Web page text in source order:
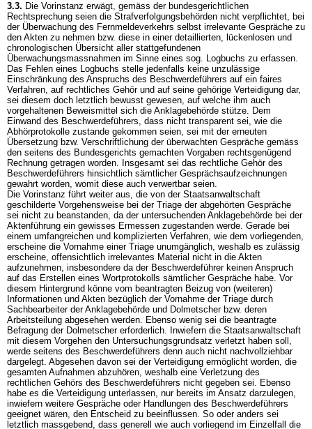
3.3. Die Vorinstanz erwägt, gemäss der bundesgerichtlichen
Rechtsprechung seien die Strafverfolgungsbehörden nicht verpflichtet, bei
der Überwachung des Fernmeldeverkehrs selbst irrelevante Gespräche zu
den Akten zu nehmen bzw. diese in einer detaillierten, lückenlosen und
chronologischen Übersicht aller stattgefundenen
Überwachungsmassnahmen im Sinne eines sog. Logbuchs zu erfassen.
Das Fehlen eines Logbuchs stelle jedenfalls keine unzulässige
Einschränkung des Anspruchs des Beschwerdeführers auf ein faires
Verfahren, auf rechtliches Gehör und auf seine gehörige Verteidigung dar,
sei diesem doch letztlich bewusst gewesen, auf welche ihm auch
vorgehaltenen Beweismittel sich die Anklagebehörde stütze. Dem
Einwand des Beschwerdeführers, dass nicht transparent sei, wie die
Abhörprotokolle zustande gekommen seien, sei mit der erneuten
Übersetzung bzw. Verschriftlichung der überwachten Gespräche gemäss
den seitens des Bundesgerichts gemachten Vorgaben rechtsgenügend
Rechnung getragen worden. Insgesamt sei das rechtliche Gehör des
Beschwerdeführers hinsichtlich sämtlicher Gesprächsaufzeichnungen
gewahrt worden, womit diese auch verwertbar seien.
Die Vorinstanz führt weiter aus, die von der Staatsanwaltschaft
geschilderte Vorgehensweise bei der Triage der abgehörten Gespräche
sei nicht zu beanstanden, da der untersuchenden Anklagebehörde bei der
Aktenführung ein gewisses Ermessen zugestanden werde. Gerade bei
einem umfangreichen und komplizierten Verfahren, wie dem vorliegenden,
erscheine die Vornahme einer Triage unumgänglich, weshalb es zulässig
erscheine, offensichtlich irrelevantes Material nicht in die Akten
aufzunehmen, insbesondere da der Beschwerdeführer keinen Anspruch
auf das Erstellen eines Wortprotokolls sämtlicher Gespräche habe. Vor
diesem Hintergrund könne vom beantragten Beizug von (weiteren)
Informationen und Akten bezüglich der Vornahme der Triage durch
Sachbearbeiter der Anklagebehörde und Dolmetscher bzw. deren
Arbeitsteilung abgesehen werden. Ebenso wenig sei die beantragte
Befragung der Dolmetscher erforderlich. Inwiefern die Staatsanwaltschaft
mit diesem Vorgehen den Untersuchungsgrundsatz verletzt haben soll,
werde seitens des Beschwerdeführers denn auch nicht nachvollziehbar
dargelegt. Abgesehen davon sei der Verteidigung ermöglicht worden, die
gesamten Aufnahmen abzuhören, weshalb eine Verletzung des
rechtlichen Gehörs des Beschwerdeführers nicht gegeben sei. Ebenso
habe es die Verteidigung unterlassen, nur bereits im Ansatz darzulegen,
inwiefern weitere Gespräche oder Handlungen des Beschwerdeführers
geeignet wären, den Entscheid zu beeinflussen. So oder anders sei
letztlich massgebend, dass generell wie auch vorliegend im Einzelfall die